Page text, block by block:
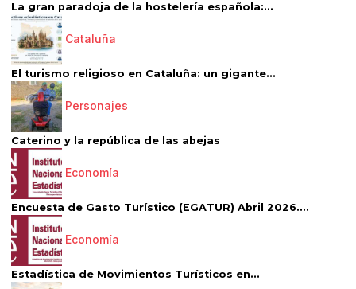
La gran paradoja de la hostelería española:...
Cataluña
El turismo religioso en Cataluña: un gigante...
Personajes
Caterino y la república de las abejas
Economía
Encuesta de Gasto Turístico (EGATUR) Abril 2026....
Economía
Estadística de Movimientos Turísticos en...